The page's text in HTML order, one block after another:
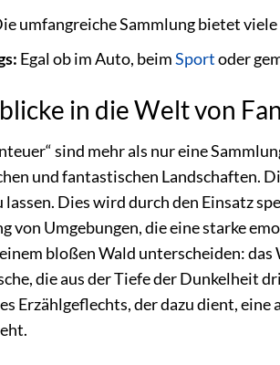
umfangreiche Sammlung bietet
Egal ob im Auto, beimSportoder
in die Welt von
sind mehr als nur eine
und fantastischen Landschaften.
lassen. Dies wird durch den Einsatz
von Umgebungen, die eine starke
bloßen Wald unterscheiden:
die aus der Tiefe der Dunkelheit
Erzählgeflechts, der dazu dient,